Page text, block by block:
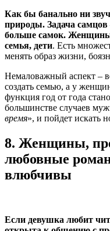
Как бы банально ни
природы. Задача
больше самок.
семья, дети. Есть
менять образ жизни,
Немаловажный аспект –
создать семью, а у
функция год от года
большинстве случаев
время», и пойдет искать
8. Женщины,
любовные
влюбчивы
Если девушка любит